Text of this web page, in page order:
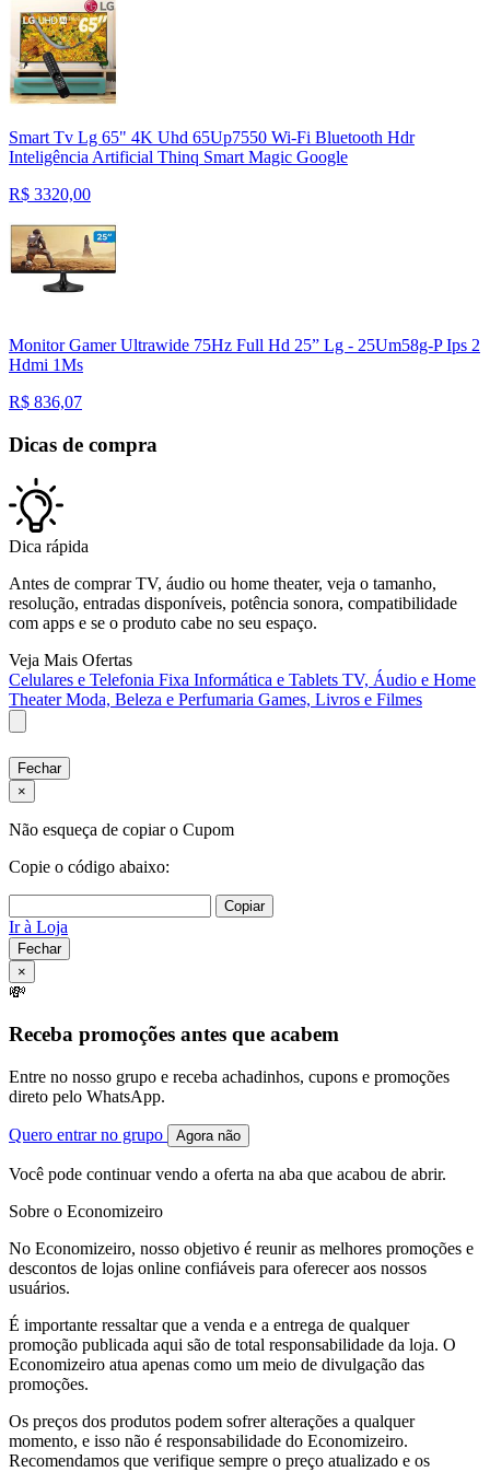
Smart Tv Lg 65" 4K Uhd 65Up7550 Wi-Fi Bluetooth Hdr
Inteligência Artificial Thinq Smart Magic Google
R$ 3320,00
Monitor Gamer Ultrawide 75Hz Full Hd 25” Lg - 25Um58g-P Ips 2
Hdmi 1Ms
R$ 836,07
Dicas de compra
Dica rápida
Antes de comprar TV, áudio ou home theater, veja o tamanho,
resolução, entradas disponíveis, potência sonora, compatibilidade
com apps e se o produto cabe no seu espaço.
Veja Mais Ofertas
Celulares e Telefonia Fixa Informática e Tablets TV, Áudio e Home
TheaterModa, Beleza e Perfumaria Games, Livros e Filmes
Fechar
×
Não esqueça de copiar o Cupom
Copie o código abaixo:
Copiar
Ir à Loja
Fechar
×
💸
Receba promoções antes que acabem
Entre no nosso grupo e receba achadinhos, cupons e promoções
direto pelo WhatsApp.
Quero entrar no grupo Agora não
Você pode continuar vendo a oferta na aba que acabou de abrir.
Sobre o Economizeiro
No Economizeiro, nosso objetivo é reunir as melhores promoções e
descontos de lojas online confiáveis para oferecer aos nossos
usuários.
É importante ressaltar que a venda e a entrega de qualquer
promoção publicada aqui são de total responsabilidade da loja. O
Economizeiro atua apenas como um meio de divulgação das
promoções.
Os preços dos produtos podem sofrer alterações a qualquer
momento, e isso não é responsabilidade do Economizeiro.
Recomendamos que verifique sempre o preço atualizado e os